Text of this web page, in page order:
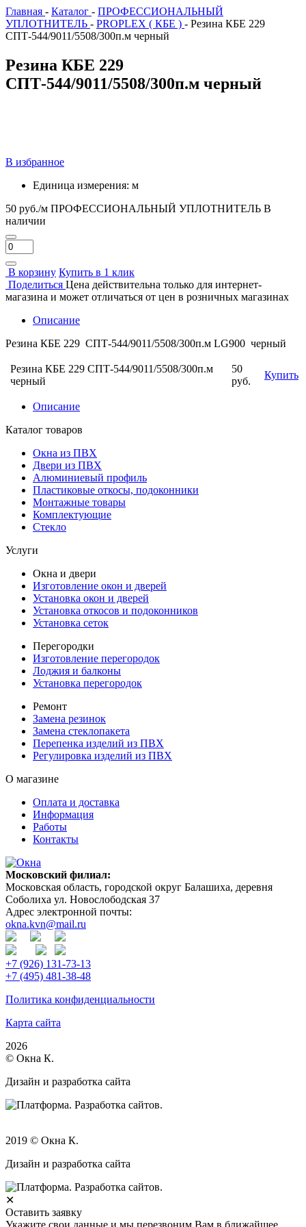
Главная - Каталог - ПРОФЕССИОНАЛЬНЫЙ
УПЛОТНИТЕЛЬ - PROPLEX ( КБЕ ) - Резина КБЕ 229
СПТ-544/9011/5508/300п.м черный
Резина КБЕ 229
СПТ-544/9011/5508/300п.м черный
В избранное
Единица измерения: м
50 руб./м ПРОФЕССИОНАЛЬНЫЙ УПЛОТНИТЕЛЬ В
наличии
В корзину Купить в 1 клик
Поделиться Цена действительна только для интернет-
магазина и может отличаться от цен в розничных магазинах
Описание
Резина КБЕ 229 СПТ-544/9011/5508/300п.м LG900 черный
Резина КБЕ 229 СПТ-544/9011/5508/300п.м
черный
50
руб.
Купить
Описание
Каталог товаров
Окна из ПВХ
Двери из ПВХ
Алюминиевый профиль
Пластиковые откосы, подоконники
Монтажные товары
Комплектующие
Стекло
Услуги
Окна и двери
Изготовление окон и дверей
Установка окон и дверей
Установка откосов и подоконников
Установка сеток
Перегородки
Изготовление перегородок
Лоджия и балконы
Установка перегородок
Ремонт
Замена резинок
Замена стеклопакета
Перепенка изделий из ПВХ
Регулировка изделий из ПВХ
О магазине
Оплата и доставка
Информация
Работы
Контакты
Московский филиал:
Московская область, городской округ Балашиха, деревня
Соболиха ул. Новослободская 37
Адрес электронной почты:
okna.kvn@mail.ru
+7 (926) 131-73-13
+7 (495) 481-38-48
Политика конфиденциальности
Карта сайта
2026
© Окна К.
Дизайн и разработка сайта
2019 © Окна К.
Дизайн и разработка сайта
✕
Оставить заявку
Укажите свои данные и мы перезвоним Вам в ближайшее